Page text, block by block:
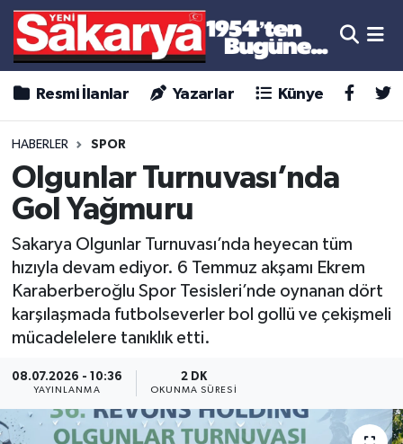
Resmi İlanlar Yazarlar Künye
HABERLER SPOR
Olgunlar Turnuvası’nda
Gol Yağmuru
Sakarya Olgunlar Turnuvası’nda heyecan tüm
hızıyla devam ediyor. 6 Temmuz akşamı Ekrem
Karaberberoğlu Spor Tesisleri’nde oynanan dört
karşılaşmada futbolseverler bol gollü ve çekişmeli
mücadelelere tanıklık etti.
08.07.2026 - 10:36
YAYINLANMA
2 DK
OKUNMA SÜRESI